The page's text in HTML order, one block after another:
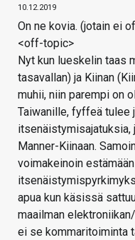
10.12.2019
On ne kovia. (jotain ei
<off-topic>
Nyt kun lueskelin taas
tasavallan) ja Kiinan
muhii, niin parempi on
Taiwanille, fyffeä tulee
Manner-Kiinaan.
voimakeinoin
apua kun käsissä
maailman
ei se kommaritoiminta